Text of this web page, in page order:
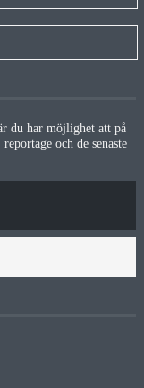
du har möjlighet att på
och de senaste